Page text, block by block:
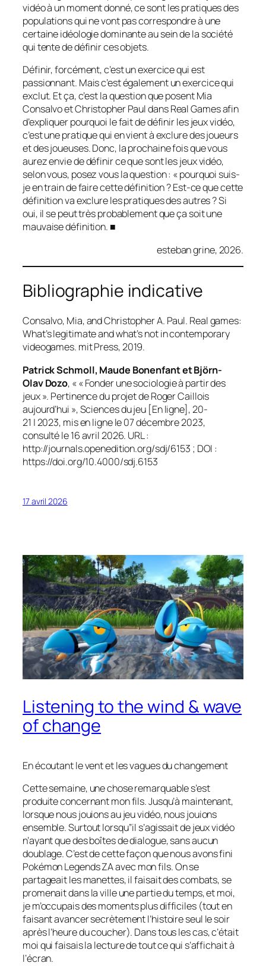
vidéo à un moment donné, ce sont les pratiques des
populations qui ne vont pas correspondre à une
certaine idéologie dominante au sein de la société
qui tente de définir ces objets.
Définir, forcément, c’est un exercice qui est
passionnant. Mais c’est également un exercice qui
exclut. Et ça, c’est la question que posent Mia
Consalvo et Christopher Paul dansReal Gamesafin
d’expliquer pourquoi le fait de définir les jeux vidéo,
c’est une pratique qui en vient à exclure des joueurs
et des joueuses. Donc, la prochaine fois que vous
aurez envie de définir ce que sont les jeux vidéo,
selon vous, posez vous la question : « pourquoi suis-
je en train de faire cette définition ? Est-ce que cette
définition va exclure les pratiques des autres ? Si
oui, il se peut très probablement que ça soit une
mauvaise définition. ■
esteban grine, 2026.
Bibliographie indicative
Consalvo, Mia, and Christopher A. Paul. Real games:
What’s legitimate and what’s not in contemporary
videogames. mit Press, 2019.
Patrick Schmoll, Maude Bonenfant et Björn-
Olav Dozo, « « Fonder une sociologie à partir des
jeux ». Pertinence du projet de Roger Caillois
aujourd’hui »,Sciences du jeu [En ligne], 20-
21 | 2023, mis en ligne le 07 décembre 2023,
consulté le 16 avril 2026. URL :
http://journals.openedition.org/sdj/6153 ; DOI :
https://doi.org/10.4000/sdj.6153
17 avril 2026
Listening to the wind & wave
of change
En écoutant le vent et les vagues du changement
Cette semaine, une chose remarquable s’est
produite concernant mon fils. Jusqu’à maintenant,
lorsque nous jouions au jeu vidéo, nous jouions
ensemble. Surtout lorsqu’’il s’agissait de jeux vidéo
n’ayant que des boîtes de dialogue, sans aucun
doublage. C’est de cette façon que nous avons fini
Pokémon Legends ZAavec mon fils. On se
partageait les manettes, il faisait des combats, se
promenait dans la ville une partie du temps, et moi,
je m’occupais des moments plus difficiles (tout en
faisant avancer secrètement l’histoire seul le soir
après l’heure du coucher). Dans tous les cas, c’était
moi qui faisais la lecture de tout ce qui s’affichait à
l’écran.